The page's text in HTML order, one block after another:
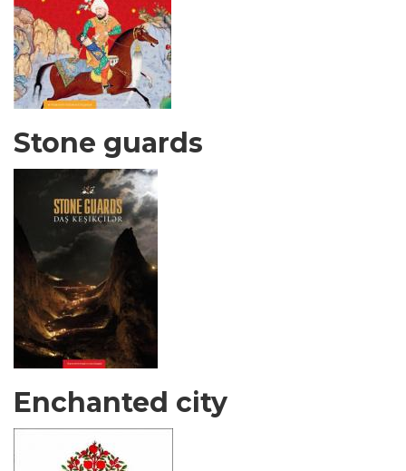
Stone guards
Enchanted city